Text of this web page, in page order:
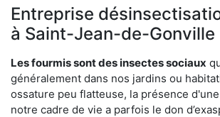
Entreprise
à Saint-Jean-de-Gonville
Les fourmis sont des insectes sociaux
généralement dans nos jardins ou
ossature peu flatteuse, la présence
notre cadre de vie a parfois le don